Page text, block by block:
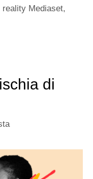
reality Mediaset,
di